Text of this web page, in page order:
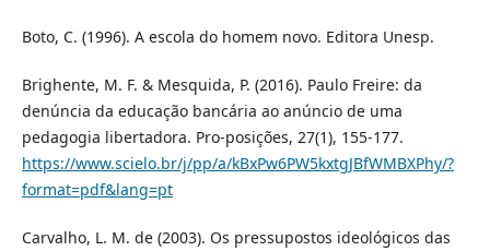
Boto, C. (1996). A escola do homem novo. Editora Unesp.
Brighente, M. F. & Mesquida, P. (2016). Paulo Freire: da
denúncia da educação bancária ao anúncio de uma
pedagogia libertadora. Pro-posições, 27(1), 155-177.
https://www.scielo.br/j/pp/a/kBxPw6PW5kxtgJBfWMBXPhy/?
format=pdf&lang=pt
Carvalho, L. M. de (2003). Os pressupostos ideológicos das